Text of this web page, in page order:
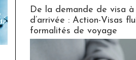
De la demande de visa
d’arrivée : Action-Visas
formalités de voyage